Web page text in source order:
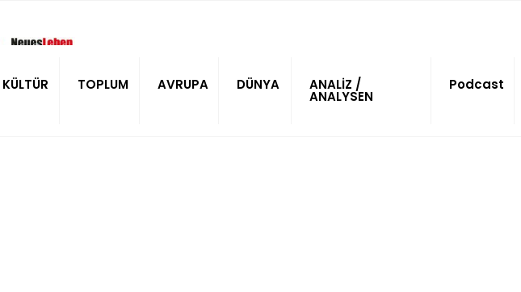
KÜLTÜR TOPLUM AVRUPA DÜNYA ANALİZ /
ANALYSEN
Podcast